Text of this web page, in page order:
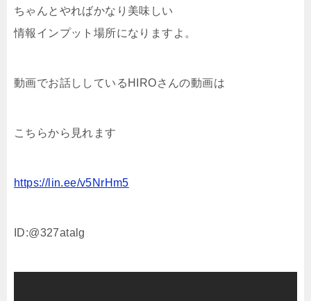
ちゃんとやればかなり美味しい
情報インプット場所になりますよ。
動画でお話ししているHIROさんの動画は
こちらから見れます
https://lin.ee/v5NrHm5
ID:@327atalg